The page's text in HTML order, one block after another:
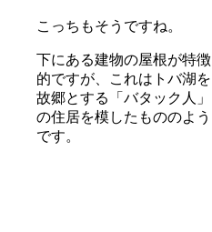
こっちもそうですね。
下にある建物の屋根が特徴
的ですが、これはトバ湖を
故郷とする「バタック人」
の住居を模したもののよう
です。